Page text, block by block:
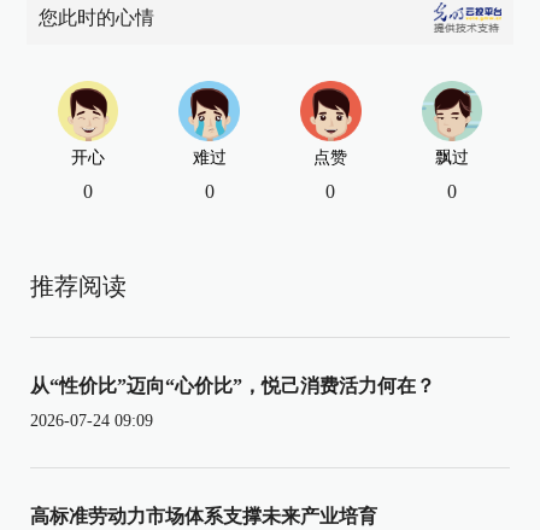
您此时的心情
开心
0
难过
0
点赞
0
飘过
0
推荐阅读
从“性价比”迈向“心价比”，悦己消费活力何在？
2026-07-24 09:09
高标准劳动力市场体系支撑未来产业培育